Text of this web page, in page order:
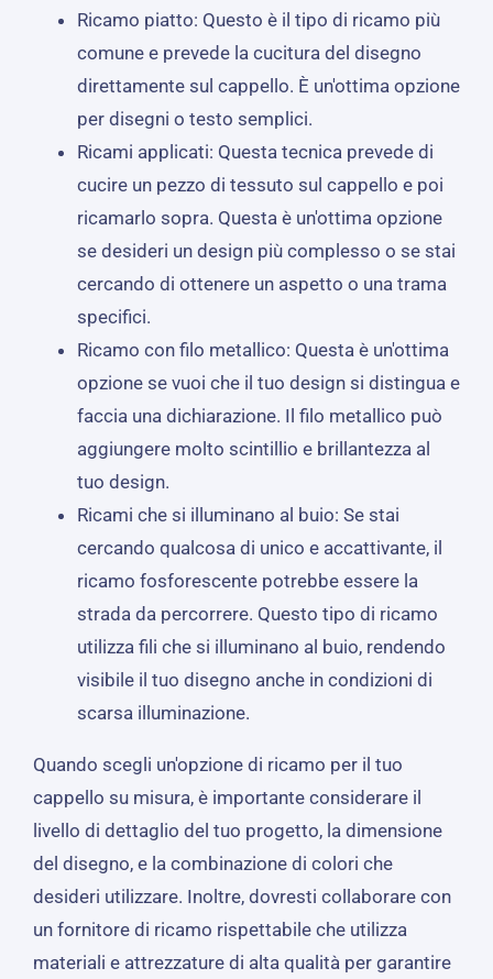
Ricamo piatto: Questo è il tipo di ricamo più
comune e prevede la cucitura del disegno
direttamente sul cappello. È un'ottima opzione
per disegni o testo semplici.
Ricami applicati: Questa tecnica prevede di
cucire un pezzo di tessuto sul cappello e poi
ricamarlo sopra. Questa è un'ottima opzione
se desideri un design più complesso o se stai
cercando di ottenere un aspetto o una trama
specifici.
Ricamo con filo metallico: Questa è un'ottima
opzione se vuoi che il tuo design si distingua e
faccia una dichiarazione. Il filo metallico può
aggiungere molto scintillio e brillantezza al
tuo design.
Ricami che si illuminano al buio: Se stai
cercando qualcosa di unico e accattivante, il
ricamo fosforescente potrebbe essere la
strada da percorrere. Questo tipo di ricamo
utilizza fili che si illuminano al buio, rendendo
visibile il tuo disegno anche in condizioni di
scarsa illuminazione.
Quando scegli un'opzione di ricamo per il tuo
cappello su misura, è importante considerare il
livello di dettaglio del tuo progetto, la dimensione
del disegno, e la combinazione di colori che
desideri utilizzare. Inoltre, dovresti collaborare con
un fornitore di ricamo rispettabile che utilizza
materiali e attrezzature di alta qualità per garantire